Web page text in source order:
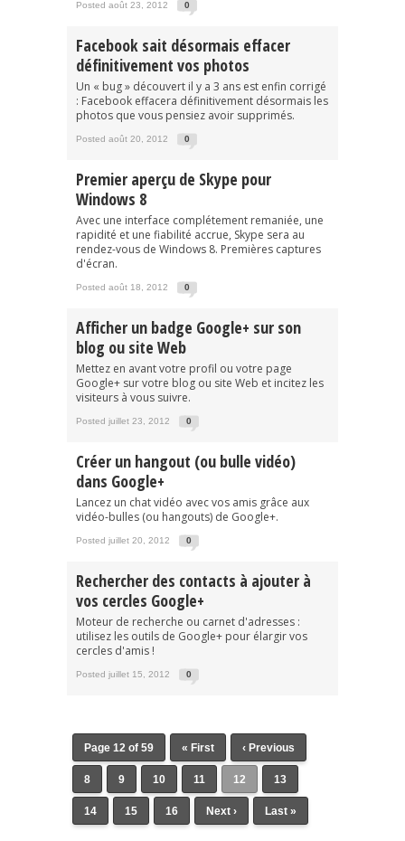
Posted août 23, 2012 0
Facebook sait désormais effacer
définitivement vos photos
Un « bug » découvert il y a 3 ans est enfin corrigé
: Facebook effacera définitivement désormais les
photos que vous pensiez avoir supprimés.
Posted août 20, 2012 0
Premier aperçu de Skype pour
Windows 8
Avec une interface complétement remaniée, une
rapidité et une fiabilité accrue, Skype sera au
rendez-vous de Windows 8. Premières captures
d'écran.
Posted août 18, 2012 0
Afficher un badge Google+ sur son
blog ou site Web
Mettez en avant votre profil ou votre page
Google+ sur votre blog ou site Web et incitez les
visiteurs à vous suivre.
Posted juillet 23, 2012 0
Créer un hangout (ou bulle vidéo)
dans Google+
Lancez un chat vidéo avec vos amis grâce aux
vidéo-bulles (ou hangouts) de Google+.
Posted juillet 20, 2012 0
Rechercher des contacts à ajouter à
vos cercles Google+
Moteur de recherche ou carnet d'adresses :
utilisez les outils de Google+ pour élargir vos
cercles d'amis !
Posted juillet 15, 2012 0
Page 12 of 59 « First ‹ Previous
8 9 10 11 12 13
14 15 16 Next › Last »